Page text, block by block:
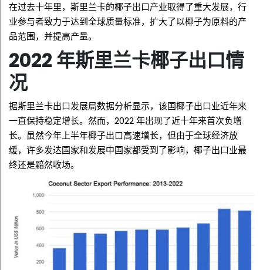
在过去十年里，斯里兰卡的椰子出口产业取得了重大发展，行
业参与者致力于达到全球质量标准，扩大了以椰子为原料的产
品范围，并提高产量。
2022 年斯里兰卡椰子出口情
况
据斯里兰卡出口发展局数据分析显示，该国椰子出口业近年来
一直保持稳定增长。然而，2022 年出现了近十年来首次负增
长。虽然今年上半年椰子出口高速增长，但由于全球经济放
缓，许多发达国家和发展中国家都受到了影响，椰子出口业最
终还是黯然收场。